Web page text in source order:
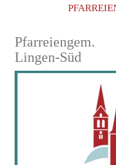
Pfarreiengem.
Lingen-Süd